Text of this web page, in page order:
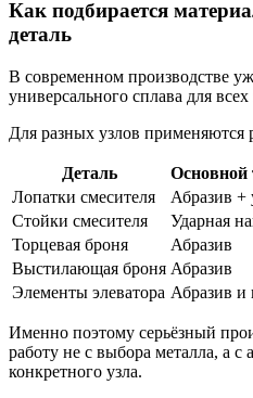
Как подбирается
деталь
В современном производстве
универсального сплава для
Для разных узлов применяются
Деталь Основной
Лопатки смесителя
Абразив +
Стойки смесителя
Ударная
Торцевая броня
Абразив
Выстилающая броня Абразив
Элементы элеватора Абразив и
Именно поэтому серьёзный
работу не с выбора металла, а с
конкретного узла.